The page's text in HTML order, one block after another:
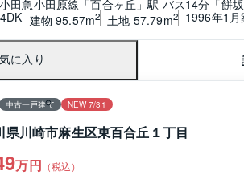
小田急小田原線「百合ヶ丘」駅 バス14分「餅
4DK 建物 95.57m2 土地 57.79m2 1996年1月
に入り
中古一戸建て NEW 7/31
県川崎市麻生区東百合丘１丁目
万円 （税込）